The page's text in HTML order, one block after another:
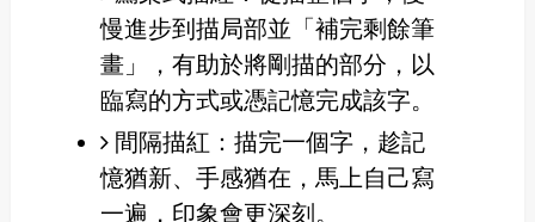
慢進步到描局部並「補完剩餘筆
畫」，有助於將剛描的部分，以
臨寫的方式或憑記憶完成該字。
間隔描紅：描完一個字，趁記
憶猶新、手感猶在，馬上自己寫
一遍，印象會更深刻。